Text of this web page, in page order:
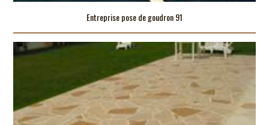
Entreprise pose de goudron 91